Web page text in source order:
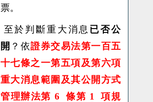
票。
至於判斷重大消息 已否公
開 ？依證券交易法第一百五
十七條之一第五項及第六項
重大消息範圍及其公開方式
管理辦法第 6 條第 1 項規